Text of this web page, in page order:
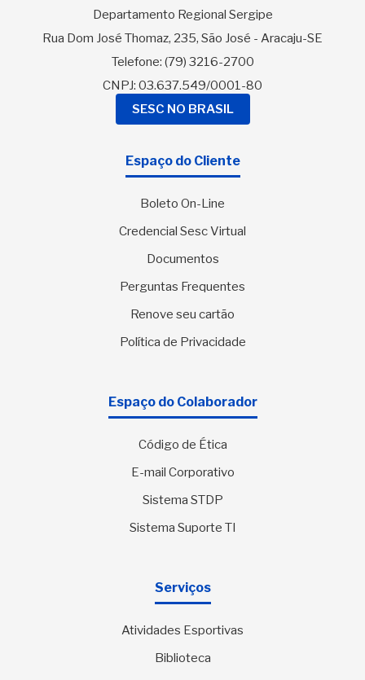
Departamento Regional Sergipe
Rua Dom José Thomaz, 235, São José - Aracaju-SE
Telefone: (79) 3216-2700
CNPJ: 03.637.549/0001-80
SESC NO BRASIL
Espaço do Cliente
Boleto On-Line
Credencial Sesc Virtual
Documentos
Perguntas Frequentes
Renove seu cartão
Política de Privacidade
Espaço do Colaborador
Código de Ética
E-mail Corporativo
Sistema STDP
Sistema Suporte TI
Serviços
Atividades Esportivas
Biblioteca